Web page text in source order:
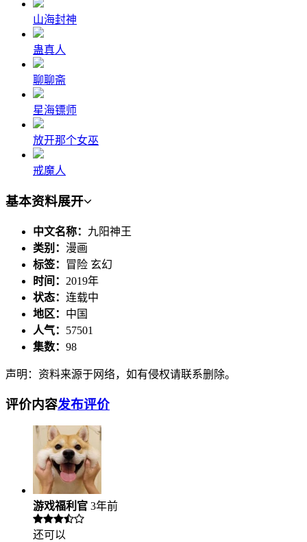
山海封神
蛊真人
聊聊斋
星海镖师
放开那个女巫
戒魔人
基本资料展开
中文名称： 九阳神王
类别： 漫画
标签： 冒险 玄幻
时间： 2019年
状态： 连载中
地区： 中国
人气： 57501
集数： 98
声明：资料来源于网络，如有侵权请联系删除。
评价内容发布评价
游戏福利官 3年前
还可以